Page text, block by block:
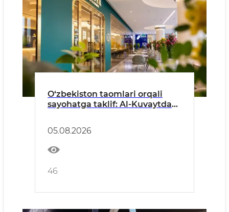
O‘zbekiston taomlari orqali
sayohatga taklif: Al-Kuvaytda
05.08.2026
46